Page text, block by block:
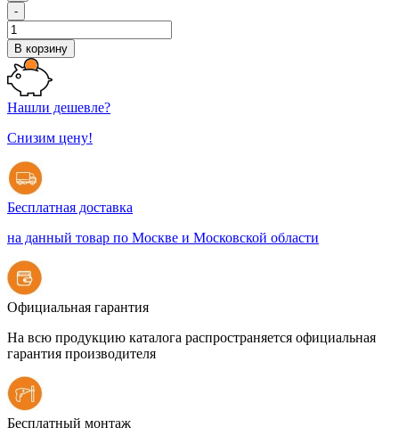
-
В корзину
Нашли дешевле?
Снизим цену!
Бесплатная доставка
на данный товар по Москве и Московской области
Официальная гарантия
На всю продукцию каталога распространяется официальная
гарантия производителя
Бесплатный монтаж